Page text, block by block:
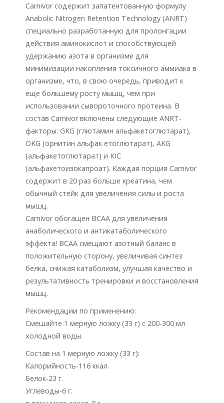
Carnivor содержит запатентованную формулу
Anabolic Nitrogen Retention Technology (ANRT)
специально разработанную для пролонгации
действия аминокислот и способствующей
удержанию азота в организме для
минимизации накопления токсичного аммиака в
организме, что, в свою очередь, приводит к
еще большему росту мышц, чем при
использовании сывороточного протеина. В
состав Carnivor включены следующие ANRT-
факторы: GKG (глютамин альфакетоглютарат),
OKG (орнитин альфак етоглютарат), AKG
(альфакетоглютарат) и KIC
(альфакетоизокапроат). Каждая порция Carnivor
содержит в 20 раз больше креатина, чем
обычный стейк для увеличения силы и роста
мышц.
Carnivor обогащен ВСАА для увеличения
анаболического и антикатаболического
эффекта! ВСАА смещают азотный баланс в
положительную сторону, увеличивая синтез
белка, снижая катаболизм, улучшая качество и
результативность тренировки и восстановления
мышц.
Рекомендации по применению:
Смешайте 1 мерную ложку (33 г) с 200-300 мл
холодной воды.
Состав на 1 мерную ложку (33 г):
Калорийность-116 ккал.
Белок-23 г.
Углеводы-6 г.